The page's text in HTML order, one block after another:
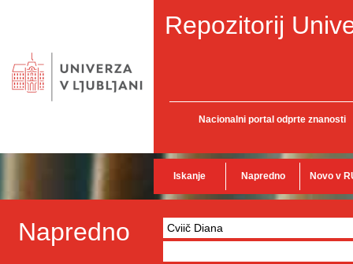
Repozitorij
Nacionalni portal odprte znanosti
Iskanje Napredno Novo v
Napredno